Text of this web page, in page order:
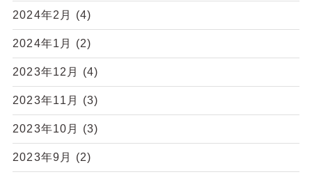
2024年2月 (4)
2024年1月 (2)
2023年12月 (4)
2023年11月 (3)
2023年10月 (3)
2023年9月 (2)